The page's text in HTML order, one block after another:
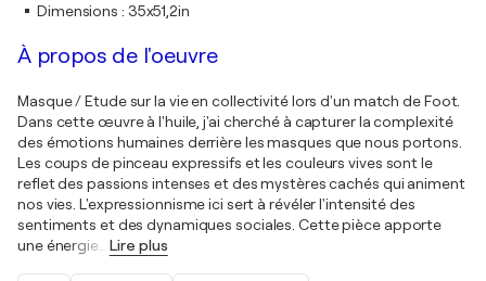
Dimensions : 35x51,2in
À propos de l'oeuvre
Masque / Etude sur la vie en collectivité lors d'un match de Foot.
Dans cette œuvre à l'huile, j'ai cherché à capturer la complexité
des émotions humaines derrière les masques que nous portons.
Les coups de pinceau expressifs et les couleurs vives sont le
reflet des passions intenses et des mystères cachés qui animent
nos vies. L'expressionnisme ici sert à révéler l'intensité des
sentiments et des dynamiques sociales. Cette pièce apporte
une énergie
Lire plus